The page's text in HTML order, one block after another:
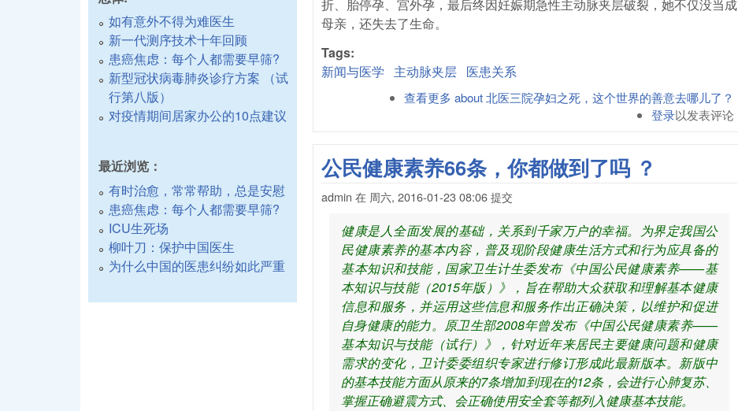
折、胎停孕、宫外孕，最后终因妊娠期急性主动脉夹层破裂，她不仅没当成
母亲，还失去了生命。
Tags:
新闻与医学
主动脉夹层 医患关系
查看更多 about 北医三院孕妇之死，这个世界的善意去哪儿了？
登录以发表评论
公民健康素养66条，你都做到了吗 ？
admin 在 周六, 2016-01-23 08:06提交
健康是人全面发展的基础，关系到千家万户的幸福。为界定我国公
民健康素养的基本内容，普及现阶段健康生活方式和行为应具备的
基本知识和技能，国家卫生计生委发布《中国公民健康素养——基
本知识与技能（2015年版）》，旨在帮助大众获取和理解基本健康
信息和服务，并运用这些信息和服务作出正确决策，以维护和促进
自身健康的能力。原卫生部2008年曾发布《中国公民健康素养——
基本知识与技能（试行）》，针对近年来居民主要健康问题和健康
需求的变化，卫计委委组织专家进行修订形成此最新版本。新版中
的基本技能方面从原来的7条增加到现在的12条，会进行心肺复苏、
掌握正确避震方式、会正确使用安全套等都列入健康基本技能。
如有意外不得为难医生
新一代测序技术十年回顾
患癌焦虑：每个人都需要早筛?
新型冠状病毒肺炎诊疗方案 （试
行第八版）
对疫情期间居家办公的10点建议
最近浏览：
有时治愈，常常帮助，总是安慰
患癌焦虑：每个人都需要早筛?
ICU生死场
柳叶刀：保护中国医生
为什么中国的医患纠纷如此严重